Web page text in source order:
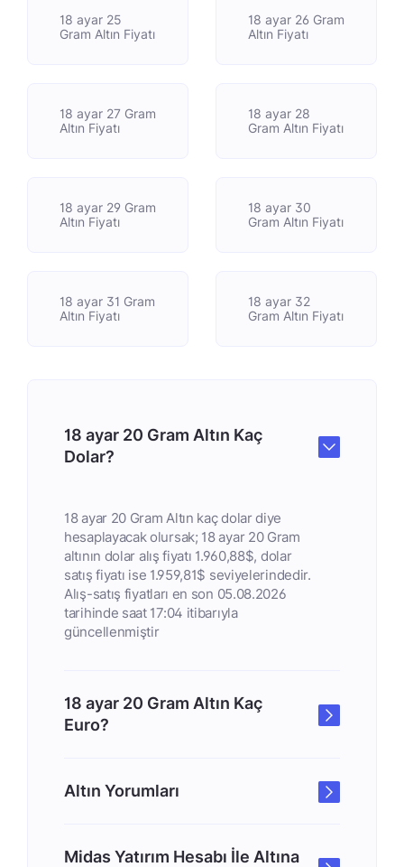
18 ayar 25
Gram Altın Fiyatı
18 ayar 26 Gram
Altın Fiyatı
18 ayar 27 Gram
Altın Fiyatı
18 ayar 28
Gram Altın Fiyatı
18 ayar 29 Gram
Altın Fiyatı
18 ayar 30
Gram Altın Fiyatı
18 ayar 31 Gram
Altın Fiyatı
18 ayar 32
Gram Altın Fiyatı
18 ayar 20 Gram Altın Kaç
Dolar?
18 ayar 20 Gram Altın kaç dolar diye
hesaplayacak olursak; 18 ayar 20 Gram
altının dolar alış fiyatı 1.960,88$, dolar
satış fiyatı ise 1.959,81$ seviyelerindedir.
Alış-satış fiyatları en son 05.08.2026
tarihinde saat 17:04 itibarıyla
güncellenmiştir
18 ayar 20 Gram Altın Kaç
Euro?
Altın Yorumları
Midas Yatırım Hesabı İle Altına